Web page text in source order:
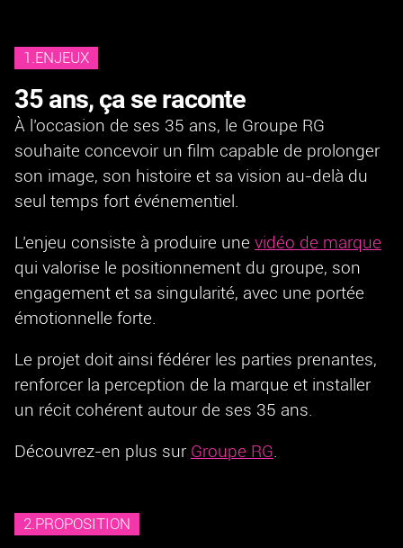
1.ENJEUX
35 ans, ça se raconte
À l’occasion de ses 35 ans, le Groupe RG
souhaite concevoir un film capable de prolonger
son image, son histoire et sa vision au-delà du
seul temps fort événementiel.
L’enjeu consiste à produire une vidéo de marque
qui valorise le positionnement du groupe, son
engagement et sa singularité, avec une portée
émotionnelle forte.
Le projet doit ainsi fédérer les parties prenantes,
renforcer la perception de la marque et installer
un récit cohérent autour de ses 35 ans.
Découvrez-en plus sur Groupe RG.
2.PROPOSITION